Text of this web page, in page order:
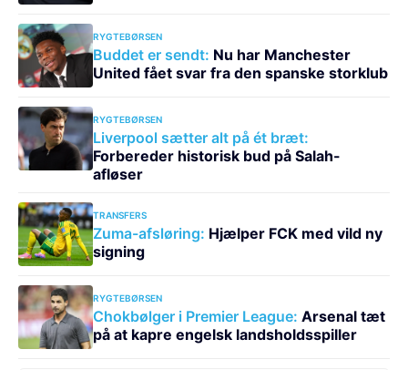
RYGTEBØRSEN
Buddet er sendt: Nu har Manchester
United fået svar fra den spanske storklub
RYGTEBØRSEN
Liverpool sætter alt på ét bræt:
Forbereder historisk bud på Salah-
afløser
TRANSFERS
Zuma-afsløring: Hjælper FCK med vild ny
signing
RYGTEBØRSEN
Chokbølger i Premier League: Arsenal tæt
på at kapre engelsk landsholdsspiller